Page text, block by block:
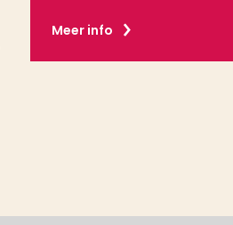
Meer info